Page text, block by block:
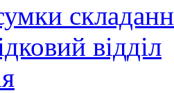
відділ